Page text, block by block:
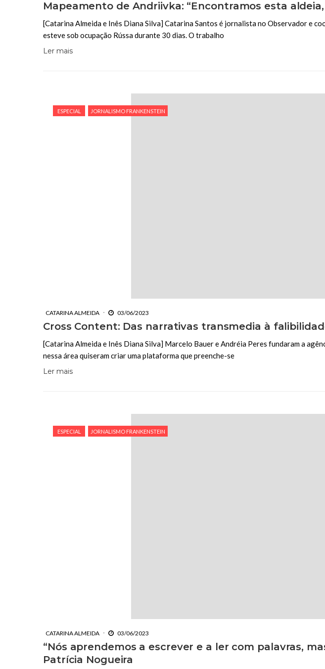
Mapeamento de Andriivka: “Encontramos esta
[Catarina Almeida e Inês Diana Silva] Catarina Santos é jornalista no Observador e
esteve sob ocupação Rússa durante 30 dias. O trabalho
Ler mais
ESPECIAL JORNALISMO FRANKENSTEIN
CATARINA ALMEIDA 03/06/2023
Cross Content: Das narrativas transmedia à
[Catarina Almeida e Inês Diana Silva] Marcelo Bauer e Andréia Peres fundaram a
nessa área quiseram criar uma plataforma que preenche-se
Ler mais
ESPECIAL JORNALISMO FRANKENSTEIN
CATARINA ALMEIDA 03/06/2023
“Nós aprendemos a escrever e a ler com palavras,
Patrícia Nogueira